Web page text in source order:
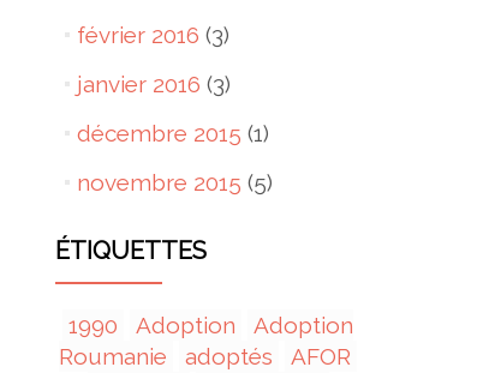
février 2016 (3)
janvier 2016 (3)
décembre 2015 (1)
novembre 2015 (5)
ÉTIQUETTES
1990 Adoption
Adoption
Roumanie
adoptés
AFOR